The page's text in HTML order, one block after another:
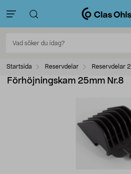
Startsida Reservdelar Reservdelar 2
Förhöjningskam 25mm Nr.8